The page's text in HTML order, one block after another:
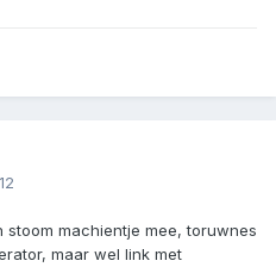
machientje mee, toruwnes
maar wel link met